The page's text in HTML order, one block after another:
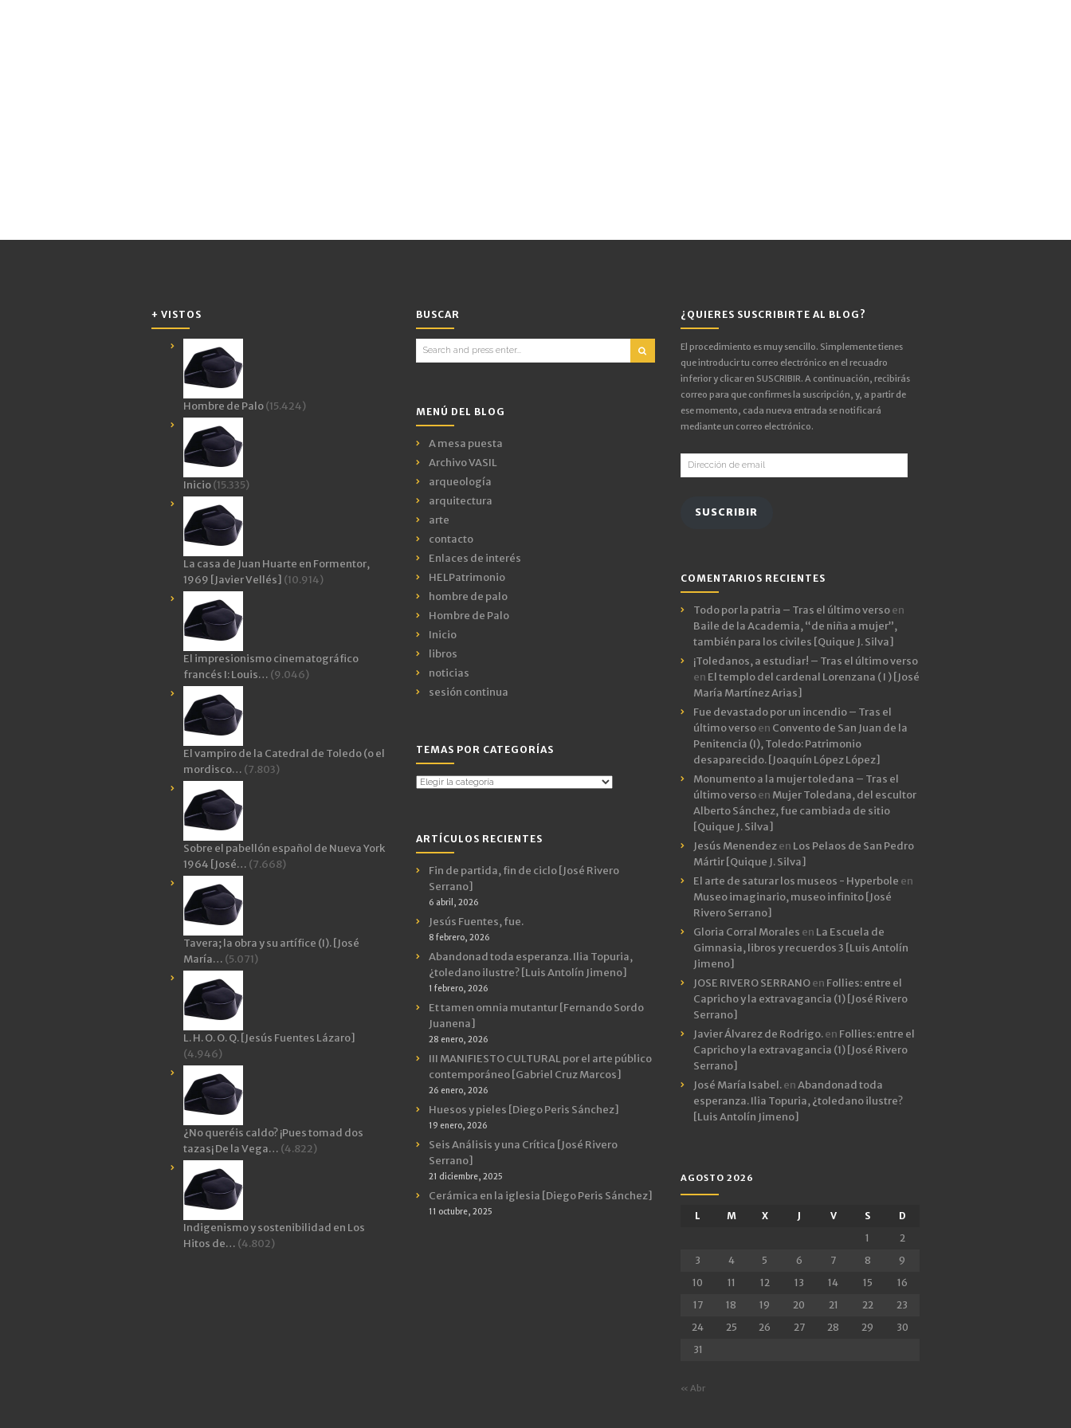
+ VISTOS
Hombre de Palo(15.424)
Inicio(15.335)
La casa de Juan Huarte en Formentor,
1969 [Javier Vellés] (10.914)
El impresionismo cinematográfico
francés I: Louis… (9.046)
El vampiro de la Catedral de Toledo (o el
mordisco… (7.803)
Sobre el pabellón español de Nueva York
1964 [José… (7.668)
Tavera; la obra y su artífice (I). [José
María… (5.071)
L. H. O. O. Q. [Jesús Fuentes Lázaro]
(4.946)
¿No queréis caldo? ¡Pues tomad dos
tazas¡ De la Vega… (4.822)
Indigenismo y sostenibilidad en Los
Hitos de… (4.802)
BUSCAR
Search
for:
MENÚ DEL BLOG
A mesa puesta
Archivo VASIL
arqueología
arquitectura
arte
contacto
Enlaces de interés
HELPatrimonio
hombre de palo
Hombre de Palo
Inicio
libros
noticias
sesión continua
TEMAS POR CATEGORÍAS
Temas
ARTÍCULOS RECIENTES
Fin de partida, fin de ciclo [José Rivero
Serrano]
6 abril, 2026
Jesús Fuentes, fue.
8 febrero, 2026
Abandonad toda esperanza. Ilia Topuria,
¿toledano ilustre? [Luis Antolín Jimeno]
1 febrero, 2026
Et tamen omnia mutantur [Fernando Sordo
Juanena]
28 enero, 2026
III MANIFIESTO CULTURAL por el arte público
contemporáneo [Gabriel Cruz Marcos]
26 enero, 2026
Huesos y pieles [Diego Peris Sánchez]
19 enero, 2026
Seis Análisis y una Crítica [José Rivero
Serrano]
21 diciembre, 2025
Cerámica en la iglesia [Diego Peris Sánchez]
11 octubre, 2025
¿QUIERES SUSCRIBIRTE AL BLOG?
El procedimiento es muy sencillo. Simplemente tienes
que introducir tu correo electrónico en el recuadro
inferior y clicar en SUSCRIBIR. A continuación, recibirás
correo para que confirmes la suscripción, y, a partir de
ese momento, cada nueva entrada se notificará
mediante un correo electrónico.
Dirección
de
SUSCRIBIR
COMENTARIOS RECIENTES
Todo por la patria – Tras el último versoen
Baile de la Academia, “de niña a mujer”,
también para los civiles [Quique J. Silva]
¡Toledanos, a estudiar! – Tras el último verso
en El templo del cardenal Lorenzana ( I ) [José
María Martínez Arias]
Fue devastado por un incendio – Tras el
último versoen Convento de San Juan de la
Penitencia (I), Toledo: Patrimonio
desaparecido. [Joaquín López López]
Monumento a la mujer toledana – Tras el
último versoen Mujer Toledana, del escultor
Alberto Sánchez, fue cambiada de sitio
[Quique J. Silva]
Jesús Menendezen Los Pelaos de San Pedro
Mártir [Quique J. Silva]
El arte de saturar los museos - Hyperbole en
Museo imaginario, museo infinito [José
Rivero Serrano]
Gloria Corral Morales en La Escuela de
Gimnasia, libros y recuerdos 3 [Luis Antolín
Jimeno]
JOSE RIVERO SERRANOen Follies: entre el
Capricho y la extravagancia (1) [José Rivero
Serrano]
Javier Álvarez de Rodrigo.en Follies: entre el
Capricho y la extravagancia (1) [José Rivero
Serrano]
José María Isabel.enAbandonad toda
esperanza. Ilia Topuria, ¿toledano ilustre?
[Luis Antolín Jimeno]
AGOSTO 2026
L M X J V S
D
1
2
3
4 5 6 7 8
9
10
11 12 13 14 15
16
17
18 19 20 21 22
23
24
25 26 27 28 29
30
31
« Abr